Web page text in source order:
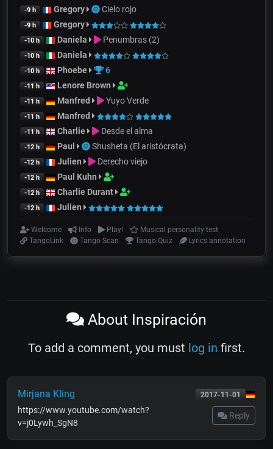
-9 h Gregory Cielo rojo
-9 h Gregory
-10 h Daniela Penumbras (2)
-10 h Daniela
-10 h Phoebe 6
-11 h Lenore Brown
-11 h Manfred Yuyo Verde
-11 h Manfred
-11 h Charlie Desde el alma
-12 h Paul Shusheta (El aristócrata)
-12 h Julien Derecho viejo
-12 h Paul Kuhn
-12 h Charlie Durant
-12 h Julien
Welcome Info Play!
Musical personality test
TangoLink
Tango Scan Tango Quiz Lyrics annotation
About Inspiración
To add a comment, you must log in first.
2017-11-01
Mirjana Kling
Reply
https://www.youtube.com/watch?
v=j0Lywh_SgN8